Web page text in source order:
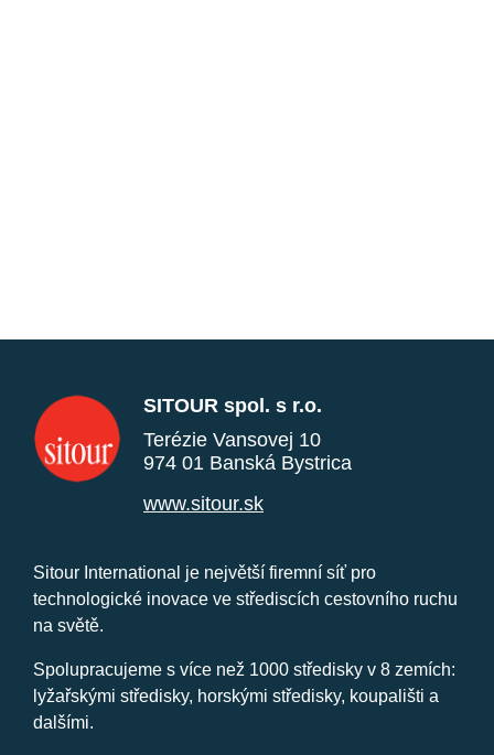
SITOUR spol. s r.o.
Terézie Vansovej 10
974 01 Banská Bystrica
www.sitour.sk
Sitour International je největší firemní síť pro
technologické inovace ve střediscích cestovního ruchu
na světě.
Spolupracujeme s více než 1000 středisky v 8 zemích:
lyžařskými středisky, horskými středisky, koupališti a
dalšími.